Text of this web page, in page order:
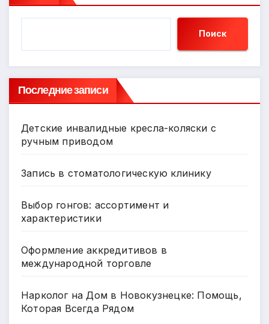
Поиск
Последние записи
Детские инвалидные кресла-коляски с
ручным приводом
Запись в стоматологическую клинику
Выбор гонгов: ассортимент и
характеристики
Оформление аккредитивов в
международной торговле
Нарколог на Дом в Новокузнецке: Помощь,
Которая Всегда Рядом